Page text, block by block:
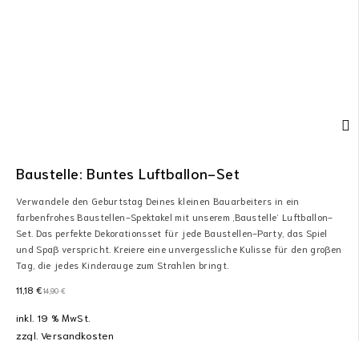
Baustelle: Buntes Luftballon-Set
Verwandele den Geburtstag Deines kleinen Bauarbeiters in ein
farbenfrohes Baustellen-Spektakel mit unserem ‚Baustelle‘ Luftballon-
Set. Das perfekte Dekorationsset für jede Baustellen-Party, das Spiel
und Spaß verspricht. Kreiere eine unvergessliche Kulisse für den großen
Tag, die jedes Kinderauge zum Strahlen bringt.
14,90€
11,18 €
inkl. 19 % MwSt.
zzgl.Versandkosten